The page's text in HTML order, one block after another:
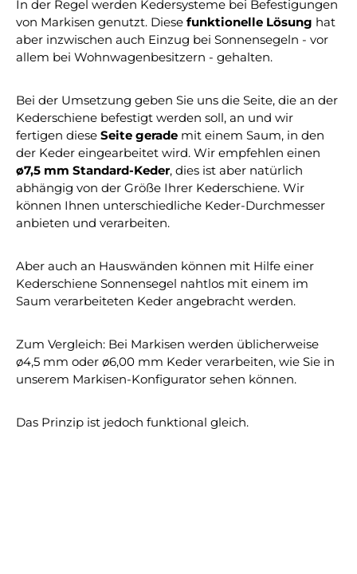
In der Regel werden Kedersysteme bei Befestigungen
von Markisen genutzt. Diese funktionelle Lösung hat
aber inzwischen auch Einzug bei Sonnensegeln - vor
allem bei Wohnwagenbesitzern - gehalten.
Bei der Umsetzung geben Sie uns die Seite, die an der
Kederschiene befestigt werden soll, an und wir
fertigen diese Seite gerade mit einem Saum, in den
der Keder eingearbeitet wird. Wir empfehlen einen
ø7,5 mm Standard-Keder, dies ist aber natürlich
abhängig von der Größe Ihrer Kederschiene. Wir
können Ihnen unterschiedliche Keder-Durchmesser
anbieten und verarbeiten.
Aber auch an Hauswänden können mit Hilfe einer
Kederschiene Sonnensegel nahtlos mit einem im
Saum verarbeiteten Keder angebracht werden.
Zum Vergleich: Bei Markisen werden üblicherweise
ø4,5 mm oder ø6,00 mm Keder verarbeiten, wie Sie in
unserem Markisen-Konfigurator sehen können.
Das Prinzip ist jedoch funktional gleich.